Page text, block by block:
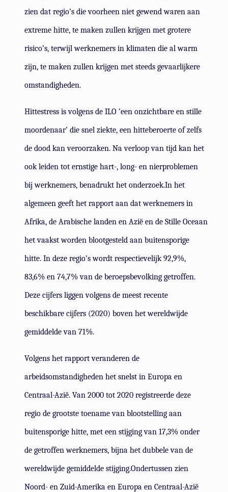
zien dat regio’s die voorheen niet gewend waren aan
extreme hitte, te maken zullen krijgen met grotere
risico’s, terwijl werknemers in klimaten die al warm
zijn, te maken zullen krijgen met steeds gevaarlijkere
omstandigheden.
Hittestress is volgens de ILO ’een onzichtbare en stille
moordenaar’ die snel ziekte, een hitteberoerte of zelfs
de dood kan veroorzaken. Na verloop van tijd kan het
ook leiden tot ernstige hart-, long- en nierproblemen
bij werknemers, benadrukt het onderzoek.In het
algemeen geeft het rapport aan dat werknemers in
Afrika, de Arabische landen en Azië en de Stille Oceaan
het vaakst worden blootgesteld aan buitensporige
hitte. In deze regio’s wordt respectievelijk 92,9%,
83,6% en 74,7% van de beroepsbevolking getroffen.
Deze cijfers liggen volgens de meest recente
beschikbare cijfers (2020) boven het wereldwijde
gemiddelde van 71%.
Volgens het rapport veranderen de
arbeidsomstandigheden het snelst in Europa en
Centraal-Azië. Van 2000 tot 2020 registreerde deze
regio de grootste toename van blootstelling aan
buitensporige hitte, met een stijging van 17,3% onder
de getroffen werknemers, bijna het dubbele van de
wereldwijde gemiddelde stijging.Ondertussen zien
Noord- en Zuid-Amerika en Europa en Centraal-Azië